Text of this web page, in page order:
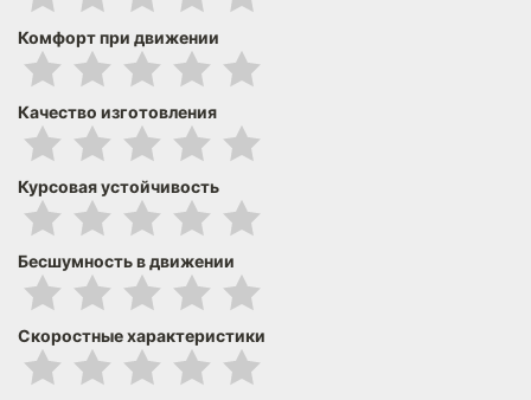
Комфорт при движении
Качество изготовления
Курсовая устойчивость
Бесшумность в движении
Скоростные характеристики